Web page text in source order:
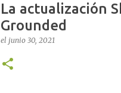
La actualización
Grounded
el junio 30, 2021